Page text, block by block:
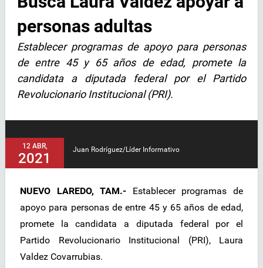
personas adultas
Establecer programas de apoyo para personas
de entre 45 y 65 años de edad, promete la
candidata a diputada federal por el Partido
Revolucionario Institucional (PRI).
12 ABR,
2021
Juan Rodríguez/Líder Informativo
NUEVO LAREDO, TAM.- Establecer programas de
apoyo para personas de entre 45 y 65 años de edad,
promete la candidata a diputada federal por el
Partido Revolucionario Institucional (PRI), Laura
Valdez Covarrubias.